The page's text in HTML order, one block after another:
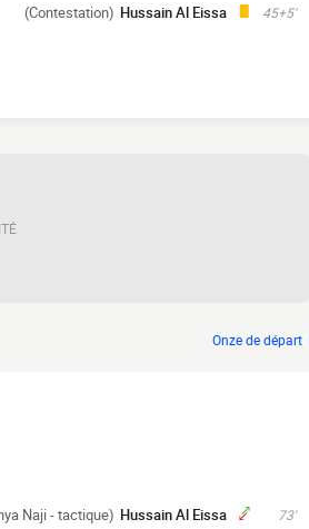
45+5'
Hussain Al Eissa
(Contestation)
Onze de départ
73'
Hussain Al Eissa
Naji - tactique)